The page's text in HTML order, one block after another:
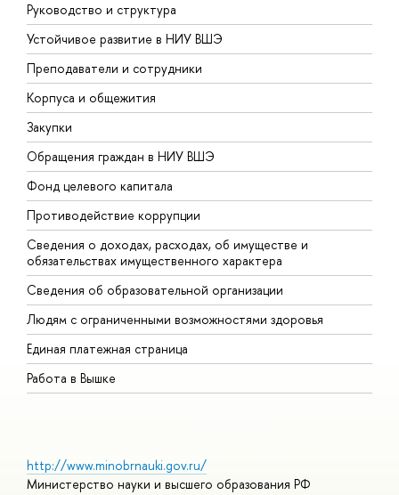
Руководство и структура
Устойчивое развитие в НИУ ВШЭ
Преподаватели и сотрудники
Корпуса и общежития
Закупки
Обращения граждан в НИУ ВШЭ
Фонд целевого капитала
Противодействие коррупции
Сведения о доходах, расходах, об имуществе и
обязательствах имущественного характера
Сведения об образовательной организации
Людям с ограниченными возможностями здоровья
Единая платежная страница
Работа в Вышке
http://www.minobrnauki.gov.ru/
Министерство науки и высшего образования РФ